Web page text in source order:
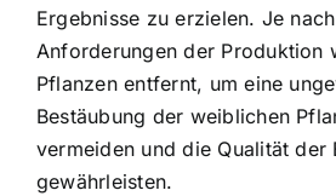
Ergebnisse zu erzielen. Je
Anforderungen der Produktion
Pflanzen entfernt, um eine
Bestäubung der weiblichen
vermeiden und die Qualität der
gewährleisten.